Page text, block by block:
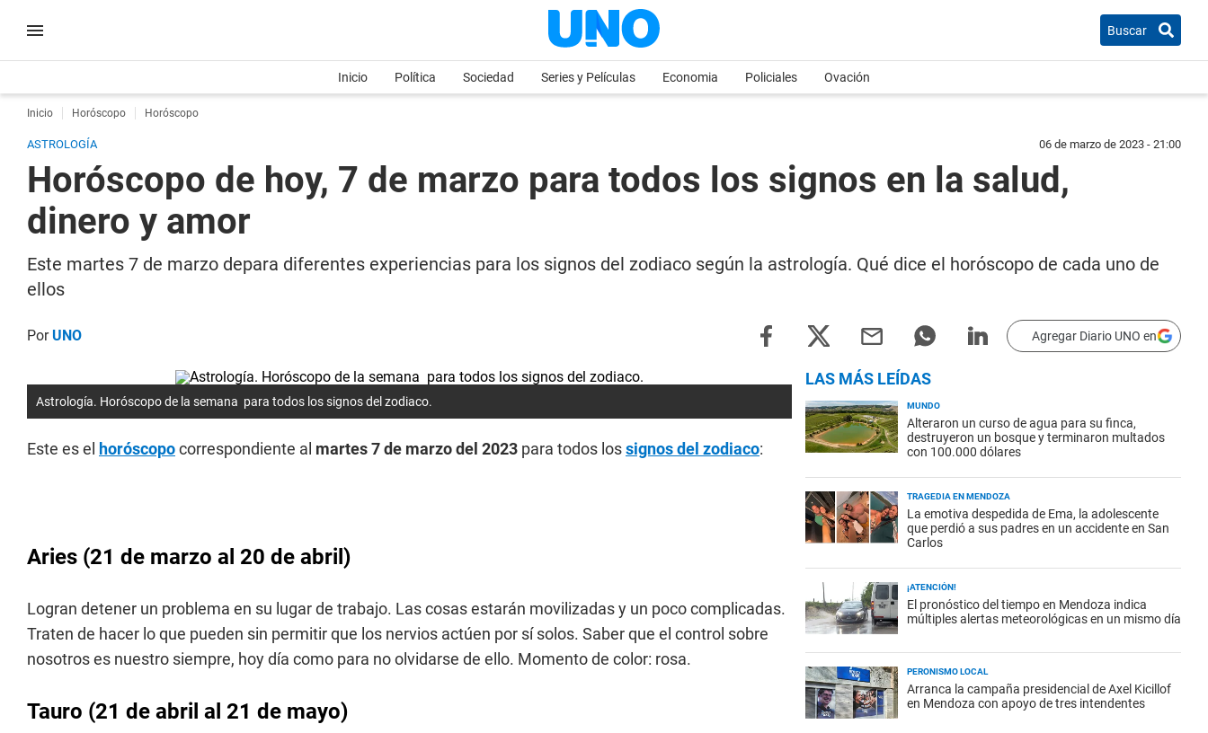
Buscar
Inicio Política Sociedad Series y Películas Economia Policiales Ovación
Inicio Horóscopo Horóscopo
ASTROLOGÍA 06 de marzo de 2023 - 21:00
Horóscopo de hoy, 7 de marzo para todos los signos en la salud,
dinero y amor
Este martes 7 de marzo depara diferentes experiencias para los signos del zodiaco según la astrología. Qué dice el horóscopo de cada uno de
ellos
PorUNO Agregar Diario UNO en
Astrología. Horóscopo de la semana para todos los signos del zodiaco.
Este es el horóscopocorrespondiente al martes 7 de marzo del 2023 para todos lossignos del zodiaco:
Aries (21 de marzo al 20 de abril)
Logran detener un problema en su lugar de trabajo. Las cosas estarán movilizadas y un poco complicadas.
Traten de hacer lo que pueden sin permitir que los nervios actúen por sí solos. Saber que el control sobre
nosotros es nuestro siempre, hoy día como para no olvidarse de ello. Momento de color: rosa.
Tauro (21 de abril al 21 de mayo)
LAS MÁS LEÍDAS
MUNDO
Alteraron un curso de agua para su finca,
destruyeron un bosque y terminaron multados
con 100.000 dólares
TRAGEDIA EN MENDOZA
La emotiva despedida de Ema, la adolescente
que perdió a sus padres en un accidente en San
Carlos
¡ATENCIÓN!
El pronóstico del tiempo en Mendoza indica
múltiples alertas meteorológicas en un mismo día
PERONISMO LOCAL
Arranca la campaña presidencial de Axel Kicillof
en Mendoza con apoyo de tres intendentes